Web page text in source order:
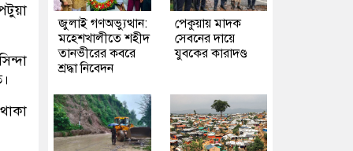
জুলাই গণঅভ্যুত্থান:
মহেশখালীতে শহীদ
তানভীরের কবরে
শ্রদ্ধা নিবেদন
পেকুয়ায় মাদক
সেবনের দায়ে
যুবকের কারাদণ্ড